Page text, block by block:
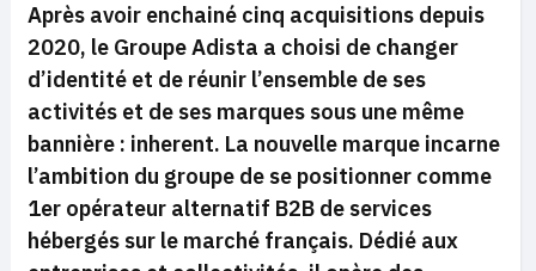
Après avoir enchainé cinq acquisitions depuis
2020, le Groupe Adista a choisi de changer
d’identité et de réunir l’ensemble de ses
activités et de ses marques sous une même
bannière : inherent. La nouvelle marque incarne
l’ambition du groupe de se positionner comme
1er opérateur alternatif B2B de services
hébergés sur le marché français. Dédié aux